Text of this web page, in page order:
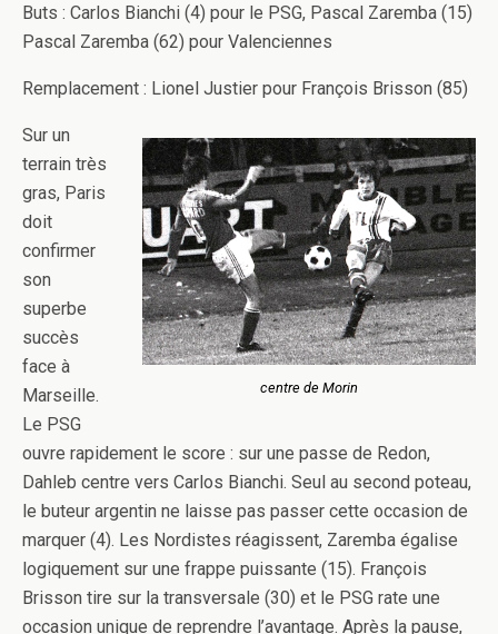
Buts : Carlos Bianchi (4) pour le PSG, Pascal Zaremba (15)
Pascal Zaremba (62) pour Valenciennes
Remplacement : Lionel Justier pour François Brisson (85)
centre de Morin
Sur un
terrain très
gras, Paris
doit
confirmer
son
superbe
succès
face à
Marseille.
Le PSG
ouvre rapidement le score : sur une passe de Redon,
Dahleb centre vers Carlos Bianchi. Seul au second poteau,
le buteur argentin ne laisse pas passer cette occasion de
marquer (4). Les Nordistes réagissent, Zaremba égalise
logiquement sur une frappe puissante (15). François
Brisson tire sur la transversale (30) et le PSG rate une
occasion unique de reprendre l’avantage. Après la pause,